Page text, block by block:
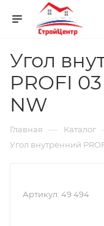
Угол
PROFI
NW
Главная — Каталог
Угол внутренний
Артикул: 49 494